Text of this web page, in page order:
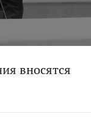
вносятся